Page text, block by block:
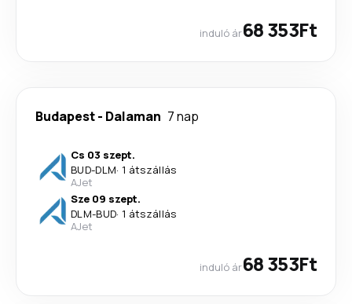
induló ár68 353Ft
Budapest- Dalaman 7 nap
Cs 03 szept.
BUD-DLM· 1 átszállás
AJet
Sze 09 szept.
DLM-BUD· 1 átszállás
AJet
induló ár68 353Ft